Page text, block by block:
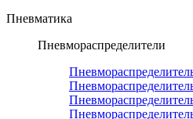
Пневматика
Пневмораспределители